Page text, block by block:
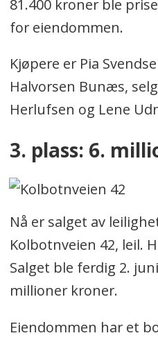
81.400 kroner ble
for eiendommen.
Kjøpere er Pia
Halvorsen Bunæs,
Herlufsen og Lene
3. plass: 6.
Nå er salget av
Kolbotnveien 42, leil.
Salget ble ferdig 2.
millioner kroner.
Eiendommen har et